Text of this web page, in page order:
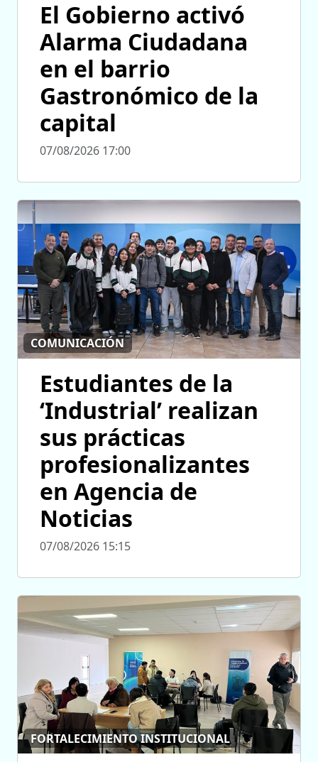
El Gobierno activó
Alarma Ciudadana
en el barrio
Gastronómico de la
capital
07/08/2026 17:00
COMUNICACIÓN
Estudiantes de la
‘Industrial’ realizan
sus prácticas
profesionalizantes
en Agencia de
Noticias
07/08/2026 15:15
FORTALECIMIENTO INSTITUCIONAL